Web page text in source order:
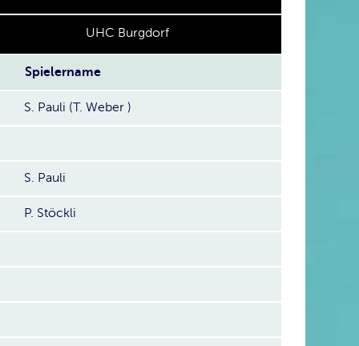
UHC Burgdorf
Spielername
S. Pauli (T. Weber )
S. Pauli
P. Stöckli